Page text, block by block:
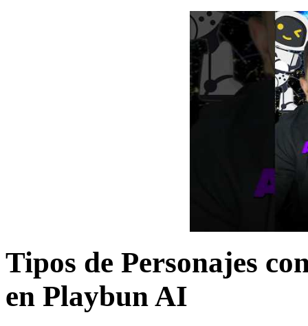
Tipos de Personajes
en Playbun AI